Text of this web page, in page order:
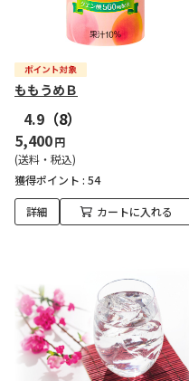
ももうめＢ
4.9 （8）
5,400円
(送料・税込)
獲得ポイント : 54
詳細 カートに入れる